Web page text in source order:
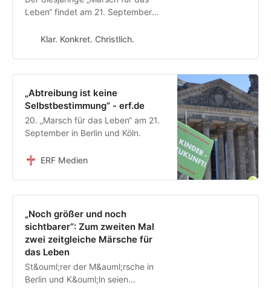
Leben“ findet am 21. September
Klar. Konkret. Christlich.
„Abtreibung ist keine
Selbstbestimmung“ - erf.de
20. „Marsch für das Leben“ am 21.
September in Berlin und Köln.
ERF Medien
„Noch größer und noch
sichtbarer“: Zum zweiten Mal
zwei zeitgleiche Märsche für
das Leben
St&ouml;rer der M&auml;rsche in
Berlin und K&ouml;ln seien